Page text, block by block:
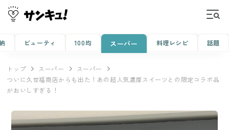
ビューティ 100均 スーパー 料理レシピ 話題
トップ スーパー
スーパー
ついに久世福商店からも出た！あの超人気濃厚スイーツとの限定コラボ品
がおいしすぎる！